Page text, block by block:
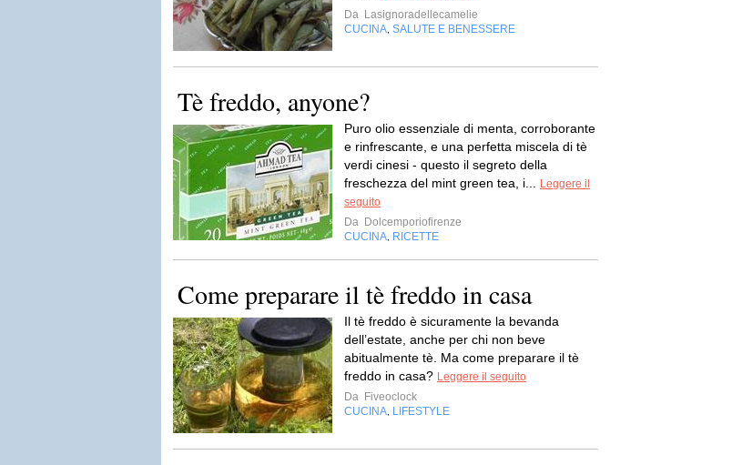
Da Lasignoradellecamelie
CUCINA SALUTE E BENESSERE
Tè freddo, anyone?
Puro olio essenziale di menta, corroborante
e rinfrescante, e una perfetta miscela di tè
verdi cinesi - questo il segreto della
freschezza del mint green tea, i...
Leggere il
seguito
Da Dolcemporiofirenze
CUCINA RICETTE
Come preparare il tè freddo in casa
Il tè freddo è sicuramente la bevanda
dell’estate, anche per chi non beve
abitualmente tè. Ma come preparare il tè
freddo in casa? Leggere il seguito
Da Fiveoclock
CUCINA LIFESTYLE